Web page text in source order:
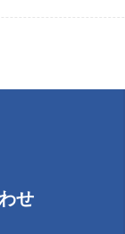
せ